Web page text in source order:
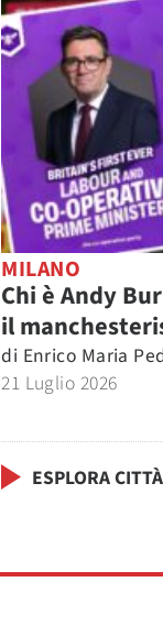
MILANO
Chi è Andy
il
di Enrico Maria
21 Luglio 2026
ESPLORA CITTÀ